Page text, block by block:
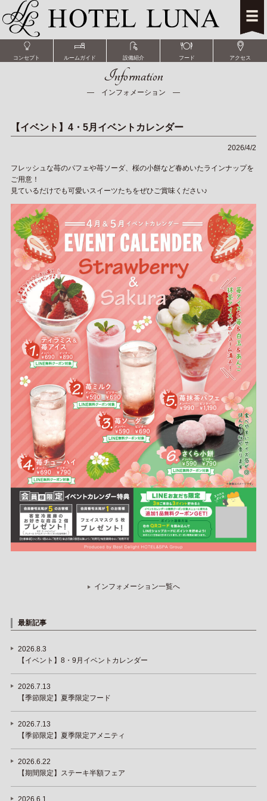
コンセプト ルームガイド 設備紹介 フード アクセス
Information
― インフォメーション ―
【イベント】4・5月イベントカレンダー
2026/4/2
フレッシュな苺のパフェや苺ソーダ、桜の小餅など春めいたラインナップを
ご用意！
見ているだけでも可愛いスイーツたちをぜひご賞味ください♪
インフォメーション一覧へ
最新記事
2026.8.3
【イベント】8・9月イベントカレンダー
2026.7.13
【季節限定】夏季限定フード
2026.7.13
【季節限定】夏季限定アメニティ
2026.6.22
【期間限定】ステーキ半額フェア
2026.6.1